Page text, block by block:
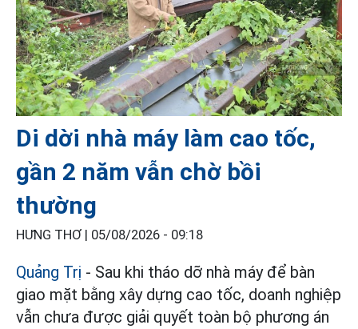
Di dời nhà máy làm cao tốc,
gần 2 năm vẫn chờ bồi
thường
HƯNG THƠ | 05/08/2026 - 09:18
Quảng Trị - Sau khi tháo dỡ nhà máy để bàn
giao mặt bằng xây dựng cao tốc, doanh nghiệp
vẫn chưa được giải quyết toàn bộ phương án